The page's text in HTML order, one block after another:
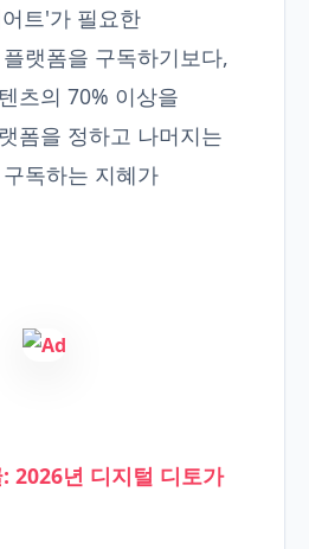
트'가 필요한
랫폼을 구독하기보다,
츠의 70% 이상을
폼을 정하고 나머지는
독하는 지혜가
2026년 디지털 디토가